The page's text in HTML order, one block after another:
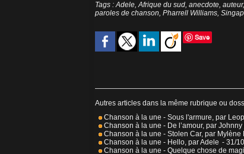
Tags :Adele,Afrique du sud, anecdote, auteur,
paroles de chanson, Pharrell Williams,
Save
Autres articles dans la même rubrique ou
Chanson à la une - Sous l'armure, par
Chanson à la une - De l’amour, par
Chanson à la une - Stolen Car, par Mylène
Chanson à la une - Hello, par Adele - 31/
Chanson à la une - Quelque chose de